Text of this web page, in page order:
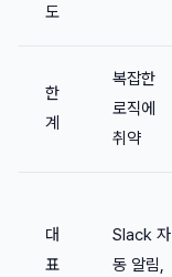
도
한
계
복잡한
로직에
취약
대
표
Slack 자
동 알림,